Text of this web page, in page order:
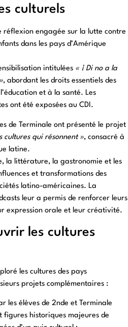
culturels
réflexion engagée sur la lutte contre
dans les pays d’Amérique
intitulées « ¡ Di no a la
, abordant les droits essentiels des
et à la santé. Les
ont été exposées au CDI.
de Terminale ont présenté le projet
cultures qui résonnent », consacré à
latine.
la littérature, la gastronomie et les
et transformations des
latino-américaines. La
leur a permis de renforcer leurs
expression orale et leur créativité.
les cultures
les cultures des pays
projets complémentaires :
les élèves de 2nde et Terminale
figures historiques majeures de